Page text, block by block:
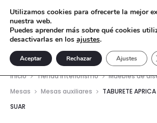
Inicio Tienda interiorismo
Muebles de
Mesas
Mesas auxiliares
TABURETE
SUAR
Utilizamos cookies para ofrecerte la mejor
nuestra web.
Puedes aprender más sobre qué cookies
desactivarlas en los ajustes.
Aceptar Rechazar Ajustes